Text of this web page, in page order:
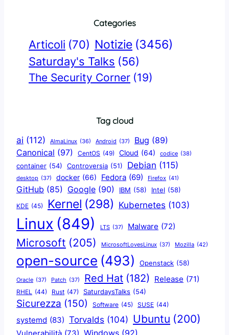
Categories
Articoli (70) Notizie (3456)
Saturday's Talks (56)
The Security Corner (19)
Tag cloud
ai (112) AlmaLinux (36) Android (37) Bug (89)
Canonical (97) CentOS (49) Cloud (64) codice (38)
container (54) Controversia (51) Debian (115)
desktop (37) docker (66) Fedora (69) Firefox (41)
GitHub (85) Google (90) IBM (58) Intel (58)
KDE (45) Kernel (298) Kubernetes (103)
Linux (849) LTS (37) Malware (72)
Microsoft (205) MicrosoftLovesLinux (37) Mozilla (42)
open-source (493) Openstack (58)
Oracle (37) Patch (37) Red Hat (182) Release (71)
RHEL (44) Rust (47) SaturdaysTalks (54)
Sicurezza (150) Software (45) SUSE (44)
systemd (83) Torvalds (104) Ubuntu (200)